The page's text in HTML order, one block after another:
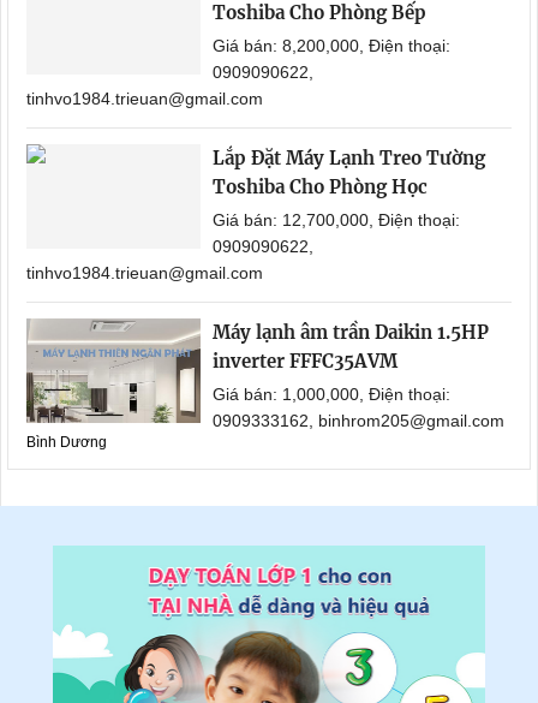
Toshiba Cho Phòng Bếp
Giá bán: 8,200,000, Điện thoại:
0909090622,
tinhvo1984.trieuan@gmail.com
Lắp Đặt Máy Lạnh Treo Tường
Toshiba Cho Phòng Học
Giá bán: 12,700,000, Điện thoại:
0909090622,
tinhvo1984.trieuan@gmail.com
Máy lạnh âm trần Daikin 1.5HP
inverter FFFC35AVM
Giá bán: 1,000,000, Điện thoại:
0909333162, binhrom205@gmail.com
Bình Dương